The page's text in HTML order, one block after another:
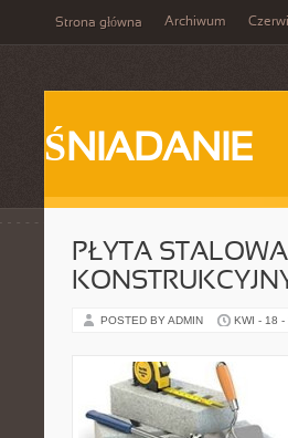
Strona główna Archiwum
ŚNIADANIE
PŁYTA
POSTED BY ADMIN KWI - 18 -